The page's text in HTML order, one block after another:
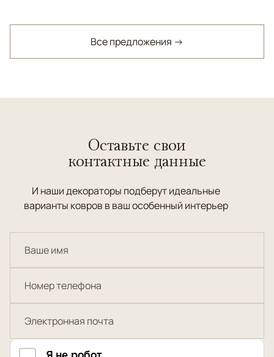
Все предложения →
Оставьте свои
контактные данные
И наши декораторы подберут идеальные
варианты ковров в ваш особенный интерьер